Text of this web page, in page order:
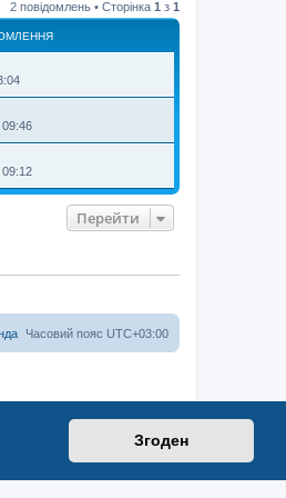
Згоден
г
о
2 повідомлень • Сторінка 1 з 1
09:46
09:12
Перейти
Часовий пояс UTC+03:00